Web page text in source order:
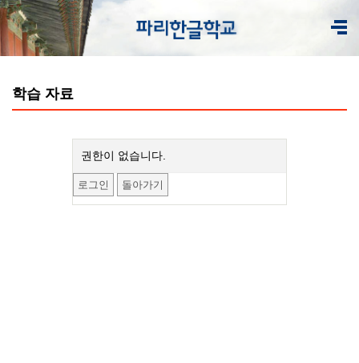
학습 자료
권한이 없습니다.
로그인 돌아가기